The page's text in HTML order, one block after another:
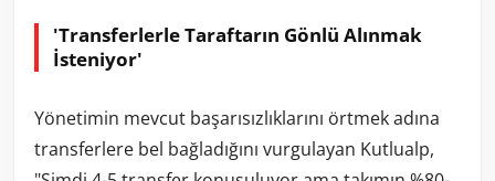
'Transferlerle Taraftarın Gönlü Alınmak
İsteniyor'
Yönetimin mevcut başarısızlıklarını örtmek adına
transferlere bel bağladığını vurgulayan Kutlualp,